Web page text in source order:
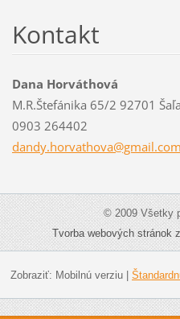
Kontakt
Dana Horváthová
M.R.Štefánika 65/2 92701
0903 264402
dandy.horvathova@gmail.com
© 2009 Všetky
Tvorba webových stránok
Zobraziť: Mobilnú verziu|